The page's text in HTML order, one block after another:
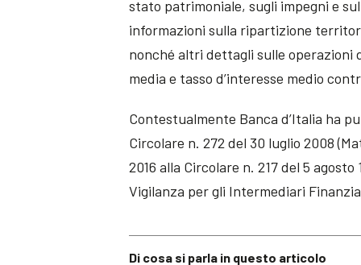
Di cosa si parla in questo articolo
stato patrimoniale, sugli impegni e
informazioni sulla ripartizione
nonché altri dettagli sulle operazioni
media e tasso d’interesse medio
Contestualmente Banca d’Italia ha
Circolare n. 272 del 30 luglio 2008
2016 alla Circolare n. 217 del 5
Vigilanza per gli Intermediari